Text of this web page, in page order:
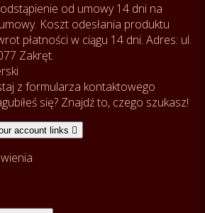
od umowy14 dni na
Koszt odesłania produktu
płatności w ciągu 14 dni. Adres: ul.
Zakręt.
z formularza kontaktowego
się? Znajdź to, czego szukasz!
account links 